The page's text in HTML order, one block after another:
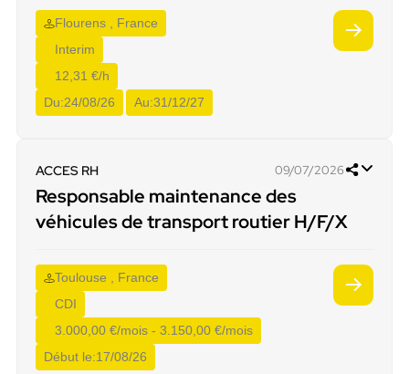
Flourens , France
Interim
12,31 €/h
Du:24/08/26 Au:31/12/27
ACCES RH 09/07/2026
Responsable maintenance des
véhicules de transport routier H/F/X
Toulouse , France
CDI
3.000,00 €/mois - 3.150,00 €/mois
Début le:17/08/26